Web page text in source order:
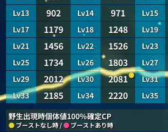
Lv13 902 Lv14 971 Lv15
Lv17 1179 Lv18 1248 Lv19
Lv21 1456 Lv22 1526 Lv23
Lv25 1734 Lv26 1803 Lv27
Lv29 2012 Lv30 2081● Lv31
Lv33 2185 Lv34 2220 Lv35
野生出現時個体値100%確定CP
●ブーストなし時 /●ブーストあり時